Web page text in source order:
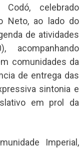
celebrado
Neto, ao lado do
de atividades
acompanhando
comunidades da
de entrega das
sintonia e
em prol da
Imperial,